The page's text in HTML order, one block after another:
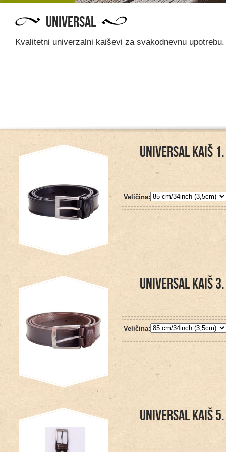
UNIVERSAL
Kvalitetni univerzalni kaiševi za svakodnevnu
UNIVERSAL KAIŠ 1.
Veličina:
UNIVERSAL KAIŠ 3.
Veličina:
UNIVERSAL KAIŠ 5.